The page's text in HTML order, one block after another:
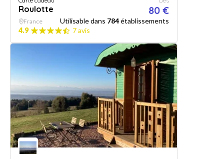
Roulotte 80 €
France Utilisable dans 784établissements
4.9
7 avis